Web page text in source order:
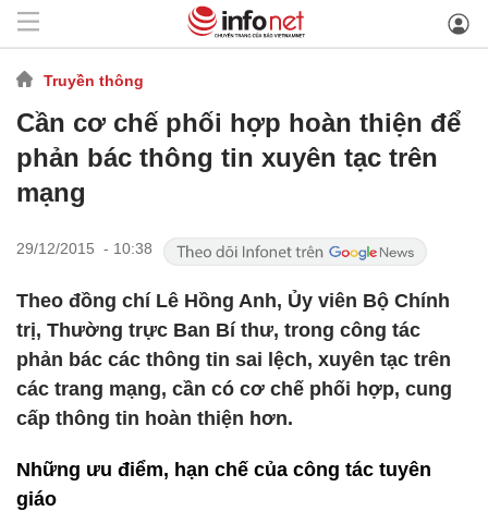
Truyền thông
Cần cơ chế phối hợp hoàn thiện để
phản bác thông tin xuyên tạc trên
mạng
29/12/2015 - 10:38
Theo đồng chí Lê Hồng Anh, Ủy viên Bộ Chính
trị, Thường trực Ban Bí thư, trong công tác
phản bác các thông tin sai lệch, xuyên tạc trên
các trang mạng, cần có cơ chế phối hợp, cung
cấp thông tin hoàn thiện hơn.
Những ưu điểm, hạn chế của công tác tuyên
giáo